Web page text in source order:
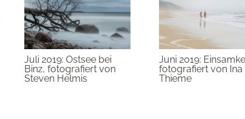
Juli 2019: Ostsee bei
Binz, fotografiert von
Steven Helmis
Juni 2019:
fotografiert von Ina
Thieme